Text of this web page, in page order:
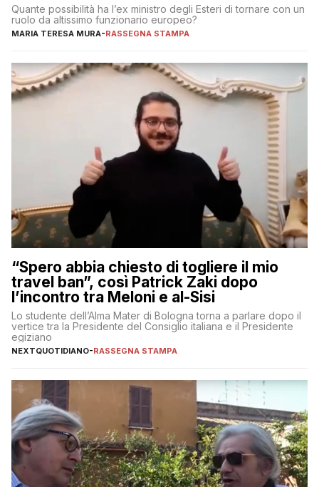
Quante possibilità ha l’ex ministro degli Esteri di tornare con un
ruolo da altissimo funzionario europeo?
MARIA TERESA MURA-RASSEGNA STAMPA
“Spero abbia chiesto di togliere il mio
travel ban”, così Patrick Zaki dopo
l’incontro tra Meloni e al-Sisi
Lo studente dell’Alma Mater di Bologna torna a parlare dopo il
vertice tra la Presidente del Consiglio italiana e il Presidente
egiziano
NEXTQUOTIDIANO-RASSEGNA STAMPA